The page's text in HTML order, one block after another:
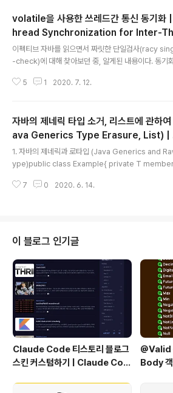
volatile을 사용한 쓰레드간 통신 동기화
hread Synchronization for Inter-
ad Communication Using volatile
이펙티브 자바를 읽으면서 짜릿한 단일검사(racy
-check)에 대해 찾아보던 중, 알게된 내용이다. 동기
zed 키워드를 몇번 접해볼 수 있을 것이다. 동기화에서
만 동기화의 기능이라고 보기 쉽다. 즉
걸려있는 블록 혹은 메서드에서 한번에 한 쓰레드씩 수
하도록 한다.그러나 사실 동기화의 기능은 총 2가지이
a. 배타적 실행위에 말한 대로 한 쓰레드가 변경하는 중
라서, 상태가 일관되지 않는 (공유하는 자원의) 객체를
재 사용중인 쓰레드만 접근이 가능하고, 다른 쓰레드가..
5 1 2020. 7. 12.
자바의 제네릭 타입 소거, 리스트에 관하
ava Generics Type Erasure, List) |
va's Generic Type Erasure,
g Lists (Java Generics Type
1. 자바의 제네릭과 로타입 (Java Generics and
ype)public class Example{ private T
가 사용되면 제네릭 클래스, 제네릭 인터페이스라고 말
사용하지 않았을 때를 의미한다 즉, 위 제네릭 타입
le를 Example 로만 선언하여 사용했을 경우를 말한다
ublic class Example { private T member;
Example(T member) { this.membe..
7 0 2020. 6. 14.
이 블로그 인기글
Claude Code 티스토리 블로그
스킨 커스텀하기 | Claude Cod
@Valid
Body